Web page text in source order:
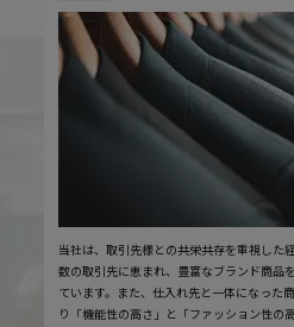
当社は、取引先様との共栄共存を重視した
数の取引先に恵まれ、豊富なブランド商品
ています。また、仕入れ先と一体になった
り「機能性の高さ」と「ファッション性の